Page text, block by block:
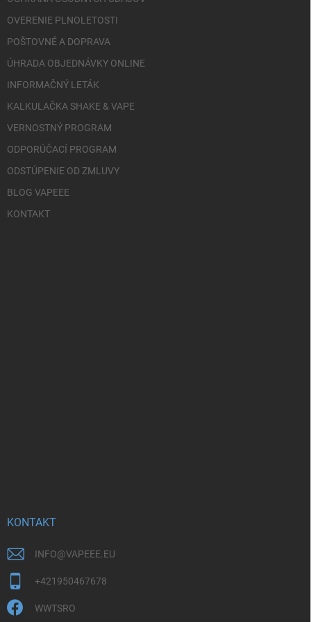
OVERENIE PLNOLETOSTI
POŠTOVNÉ A DOPRAVA
ÚHRADA OBJEDNÁVKY ONLINE
INFORMAČNÝ LETÁK
KALKULAČKA SHAKE & VAPE
VERNOSTNÝ PROGRAM
ODPORÚČACÍ PROGRAM
ODSTÚPENIE OD ZMLUVY
BLOG VAPEEE
KONTAKT
KONTAKT
INFO@VAPEEE.EU
+421950467678
WWTSRO